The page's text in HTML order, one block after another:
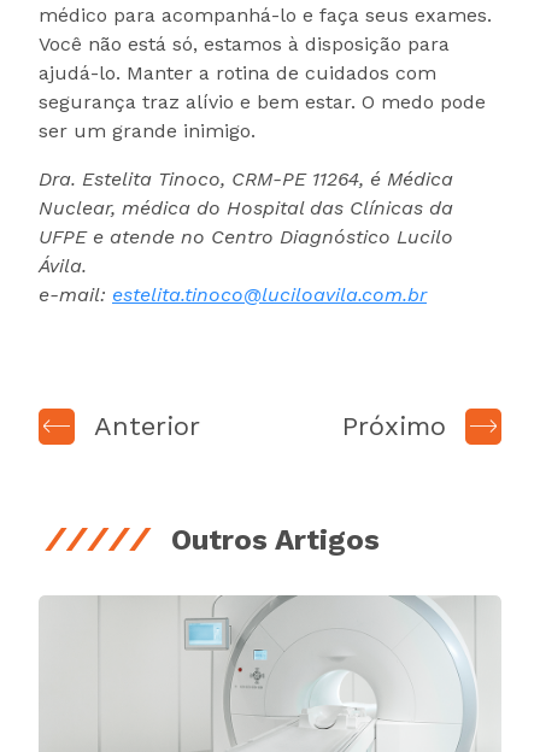
médico para acompanhá-lo e faça seus exames.
Você não está só, estamos à disposição para
ajudá-lo. Manter a rotina de cuidados com
segurança traz alívio e bem estar. O medo pode
ser um grande inimigo.
Dra. Estelita Tinoco, CRM-PE 11264, é Médica
Nuclear, médica do Hospital das Clínicas da
UFPE e atende no Centro Diagnóstico Lucilo
Ávila.
e-mail: estelita.tinoco@luciloavila.com.br
Anterior Próximo
Outros Artigos